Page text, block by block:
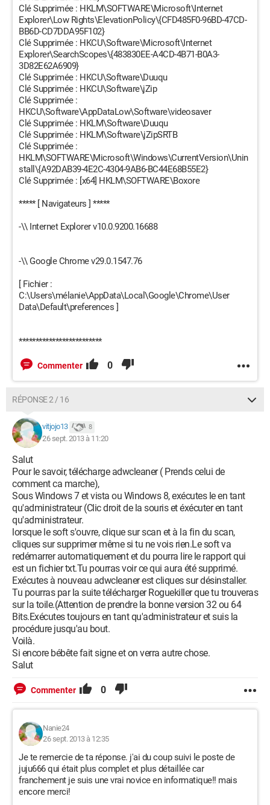
Clé Supprimée : HKLM\SOFTWARE\Microsoft\Internet
Explorer\Low Rights\ElevationPolicy\{CFD485F0-96BD-47CD-
BB6D-CD7DDA95F102}
Clé Supprimée : HKCU\Software\Microsoft\Internet
Explorer\SearchScopes\{483830EE-A4CD-4B71-B0A3-
3D82E62A6909}
Clé Supprimée : HKCU\Software\Duuqu
Clé Supprimée : HKCU\Software\jZip
Clé Supprimée :
HKCU\Software\AppDataLow\Software\videosaver
Clé Supprimée : HKLM\Software\Duuqu
Clé Supprimée : HKLM\Software\jZipSRTB
Clé Supprimée :
HKLM\SOFTWARE\Microsoft\Windows\CurrentVersion\Unin
stall\{A92DAB39-4E2C-4304-9AB6-BC44E68B55E2}
Clé Supprimée : [x64] HKLM\SOFTWARE\Boxore
***** [ Navigateurs ] *****
-\\ Internet Explorer v10.0.9200.16688
-\\ Google Chrome v29.0.1547.76
[ Fichier :
C:\Users\mélanie\AppData\Local\Google\Chrome\User
Data\Default\preferences ]
*************************
Commenter 0
RÉPONSE 2 / 16
vitjojo13 8
26 sept. 2013 à 11:20
Salut
Pour le savoir, télécharge adwcleaner ( Prends celui de
comment ca marche),
Sous Windows 7 et vista ou Windows 8, exécutes le en tant
qu'administrateur (Clic droit de la souris et éxécuter en tant
qu'administrateur.
lorsque le soft s'ouvre, clique sur scan et à la fin du scan,
cliques sur supprimer même si tu ne vois rien.Le soft va
redémarrer automatiquement et du pourra lire le rapport qui
est un fichier txt.Tu pourras voir ce qui aura été supprimé.
Exécutes à nouveau adwcleaner est cliques sur désinstaller.
Tu pourras par la suite télécharger Roguekiller que tu trouveras
sur la toile.(Attention de prendre la bonne version 32 ou 64
Bits.Exécutes toujours en tant qu'administrateur et suis la
procédure jusqu'au bout.
Voilà.
Si encore bébête fait signe et on verra autre chose.
Salut
Commenter 0
Nanie24
26 sept. 2013 à 12:35
Je te remercie de ta réponse. j'ai du coup suivi le poste de
juju666 qui était plus complet et plus détaillée car
franchement je suis une vrai novice en informatique!! mais
encore merci!